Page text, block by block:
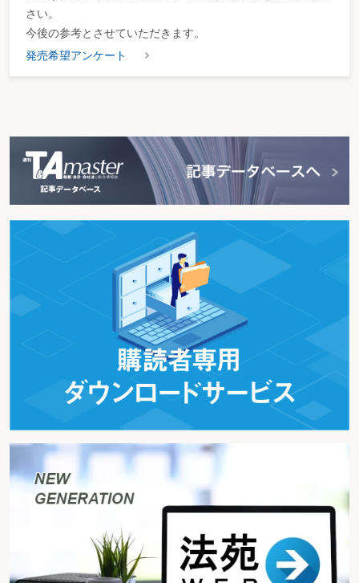
さい。
今後の参考とさせていただきます。
発売希望アンケート